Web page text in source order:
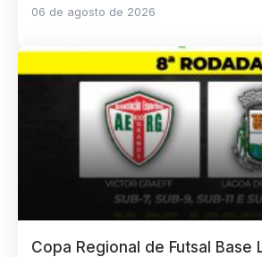
06 de agosto de 2026
Copa Regional de Futsal Base